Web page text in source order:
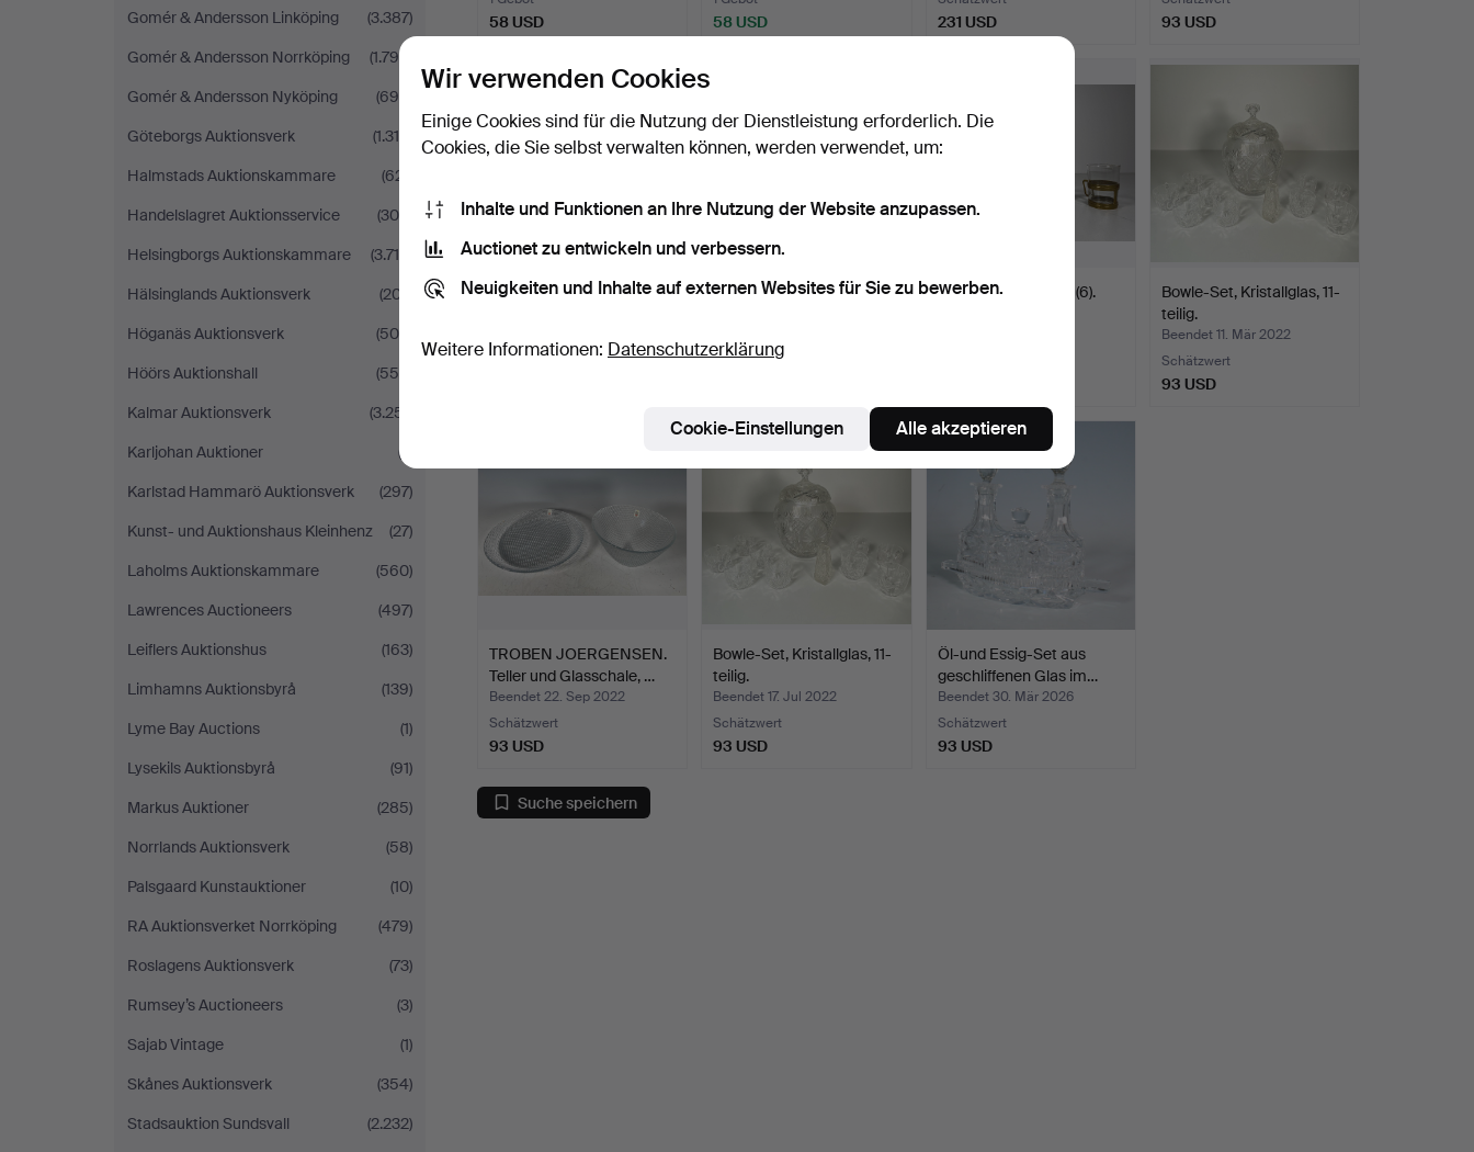
Gomér & Andersson Linköping
(3.387)
Gomér & Andersson Norrköping
(1.796)
Gomér & Andersson Nyköping
(695)
Göteborgs Auktionsverk
(1.316)
Halmstads Auktionskammare
(621)
Handelslagret Auktionsservice
(305)
Helsingborgs Auktionskammare
(3.718)
Hälsinglands Auktionsverk
(207)
Höganäs Auktionsverk
(506)
Höörs Auktionshall
(556)
Kalmar Auktionsverk
(3.251)
Karljohan Auktioner
(7)
Karlstad Hammarö Auktionsverk
(297)
Kunst- und Auktionshaus Kleinhenz
(27)
Laholms Auktionskammare
(560)
Lawrences Auctioneers
(497)
Leiflers Auktionshus
(163)
Limhamns Auktionsbyrå
(139)
Lyme Bay Auctions
(1)
Lysekils Auktionsbyrå
(91)
Markus Auktioner
(285)
Norrlands Auktionsverk
(58)
Palsgaard Kunstauktioner
(10)
RA Auktionsverket Norrköping
(479)
Roslagens Auktionsverk
(73)
Rumsey’s Auctioneers
(3)
Sajab Vintage
(1)
Skånes Auktionsverk
(354)
Stadsauktion Sundsvall
(2.232)
58 USD 58 USD 231 USD 93 USD
Sherryset und Obstschale,
Schätzwert
Bowle-Set, Kristallglas, 11-
Schätzwert
Teegläser, Messing, (6).
Bowle-Set, Kristallglas, 11-
teilig.
Beendet 11. Mär 2022
Schätzwert
93 USD
TROBEN JOERGENSEN.
Teller und Glasschale, …
Beendet 22. Sep 2022
Schätzwert
93 USD
Bowle-Set, Kristallglas, 11-
teilig.
Beendet 17. Jul 2022
Schätzwert
93 USD
Öl-und Essig-Set aus
geschliffenen Glas im…
Beendet 30. Mär 2026
Schätzwert
93 USD
Suche speichern
Wir verwenden Cookies
Einige Cookies sind für die Nutzung der Dienstleistung erforderlich. Die
Cookies, die Sie selbst verwalten können, werden verwendet, um:
Inhalte und Funktionen an Ihre Nutzung der Website anzupassen.
Auctionet zu entwickeln und verbessern.
Neuigkeiten und Inhalte auf externen Websites für Sie zu bewerben.
Weitere Informationen: Datenschutzerklärung
Cookie-Einstellungen Alle akzeptieren